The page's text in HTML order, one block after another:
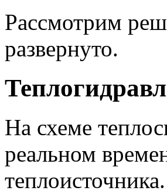
Рассмотрим
развернуто.
На схеме
реальном
теплоисточника.